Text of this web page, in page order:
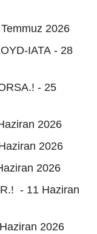
2026
IATA - 28
- 25
2026
2026
2026
- 11 Haziran
2026